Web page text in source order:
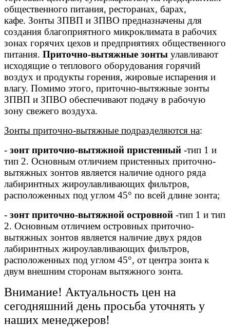
общественного питания, ресторанах, барах,
кафе. Зонты ЗПВП и ЗПВО предназначены для
создания благоприятного микроклимата в рабочих
зонах горячих цехов и предприятиях общественного
питания. Приточно-вытяжные зонты улавливают
исходящие о теплового оборудования горячий
воздух и продукты горения, жировые испарения и
влагу. Помимо этого, приточно-вытяжные зонты
ЗПВП и ЗПВО обеспечивают подачу в рабочую
зону свежего воздуха.
Зонты приточно-вытяжные подразделяются на:
- зонт приточно-вытяжной пристенный -тип 1 и
тип 2. Основным отличием пристенных приточно-
вытяжных зонтов является наличие одного ряда
лабиринтных жироулавливающих фильтров,
расположенных под углом 45° по всей длине зонта;
- зонт приточно-вытяжной островной -тип 1 и тип
2. Основным отличием островных приточно-
вытяжных зонтов является наличие двух рядов
лабиринтных жироулавливающих фильтров,
расположенных под углом 45°, от центра зонта к
двум внешним сторонам вытяжного зонта.
Внимание! Актуальность цен на
сегодняшний день просьба уточнять у
наших менеджеров!